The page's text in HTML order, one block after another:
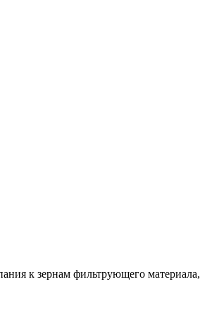
к зернам фильтрующего материала,